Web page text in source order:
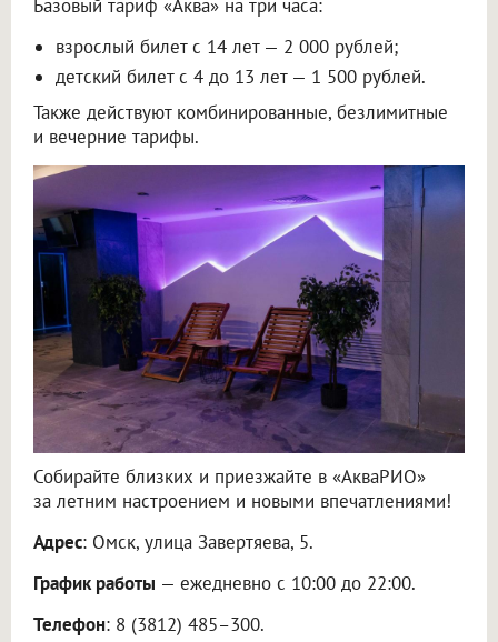
Базовый тариф «Аква» на три часа:
взрослый билет с 14 лет — 2 000 рублей;
детский билет с 4 до 13 лет — 1 500 рублей.
Также действуют комбинированные, безлимитные
и вечерние тарифы.
Собирайте близких и приезжайте в «АкваРИО»
за летним настроением и новыми впечатлениями!
Адрес: Омск, улица Завертяева, 5.
График работы — ежедневно с 10:00 до 22:00.
Телефон: 8 (3812) 485–300.